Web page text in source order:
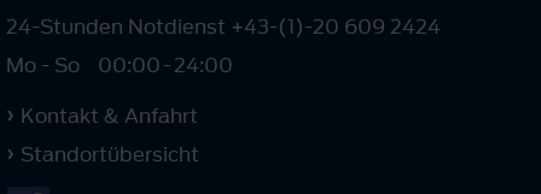
24-Stunden Notdienst +43-(1)-20 609 2424
Mo - So
00:00-24:00
Kontakt & Anfahrt
Standortübersicht